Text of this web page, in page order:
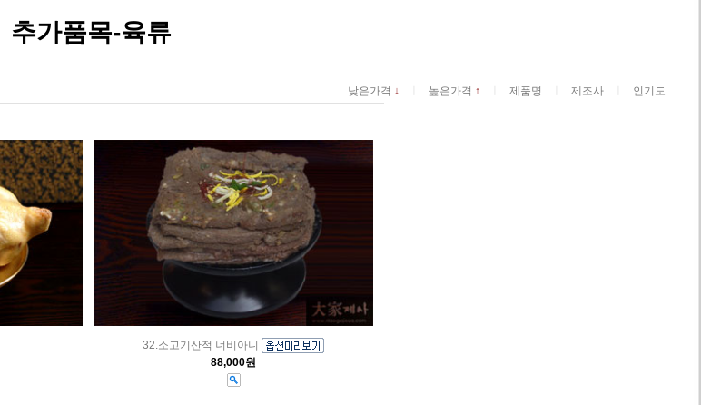
추가품목-육류
낮은가격 ↓ 높은가격 ↑ 제품명 제조사 인기도
32.소고기산적 너비아니
88,000원